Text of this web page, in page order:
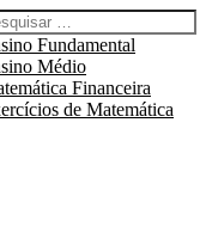
por:
Fundamental
Médio
Financeira
de Matemática